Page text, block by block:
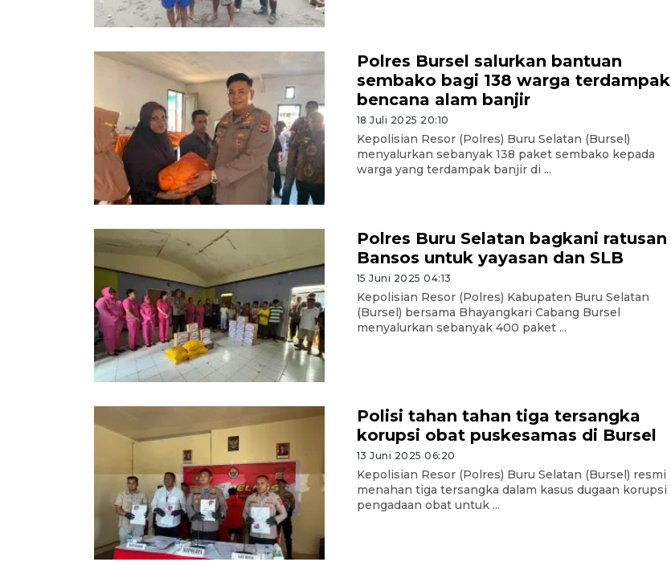
Polres Bursel salurkan bantuan
sembako bagi 138 warga terdampak
bencana alam banjir
18 Juli 2025 20:10
Kepolisian Resor (Polres) Buru Selatan (Bursel)
menyalurkan sebanyak 138 paket sembako kepada
warga yang terdampak banjir di ...
Polres Buru Selatan bagkani ratusan
Bansos untuk yayasan dan SLB
15 Juni 2025 04:13
Kepolisian Resor (Polres) Kabupaten Buru Selatan
(Bursel) bersama Bhayangkari Cabang Bursel
menyalurkan sebanyak 400 paket ...
Polisi tahan tahan tiga tersangka
korupsi obat puskesamas di Bursel
13 Juni 2025 06:20
Kepolisian Resor (Polres) Buru Selatan (Bursel) resmi
menahan tiga tersangka dalam kasus dugaan korupsi
pengadaan obat untuk ...